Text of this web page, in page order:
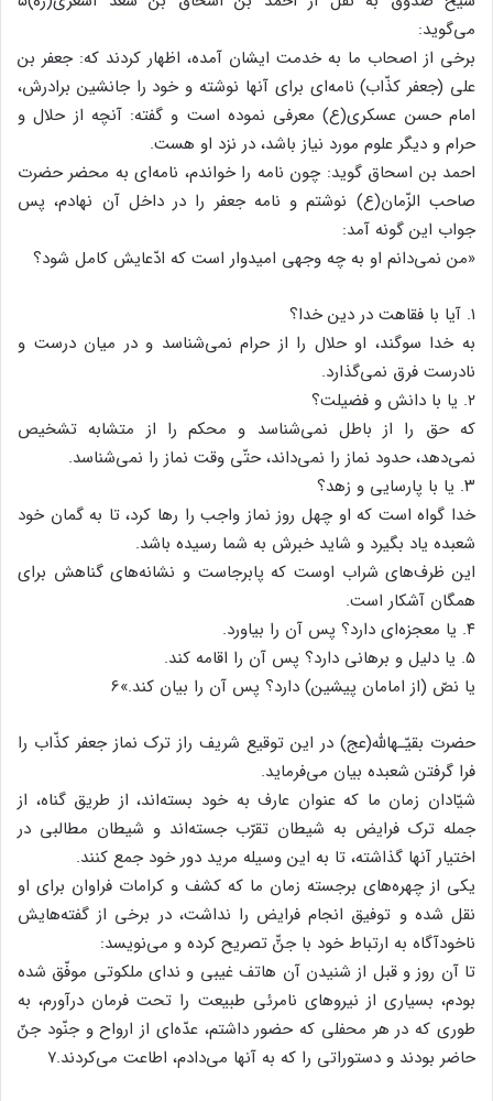
می‌گوید:
برخی از اصحاب ما به خدمت ایشان آمده، اظهار کردند که: جعفر بن
علی (جعفر کذّاب) نامه‌ای برای آنها نوشته و خود را جانشین برادرش،
امام حسن عسکری(ع) معرفی نموده است و گفته: آنچه از حلال و
حرام و دیگر علوم مورد نیاز باشد، در نزد او هست.
احمد بن اسحاق گوید: چون نامه را خواندم، نامه‌ای به محضر حضرت
صاحب الزّمان(ع) نوشتم و نامه جعفر را در داخل آن نهادم، پس
جواب این گونه آمد:
«من نمی‌دانم او به چه وجهی امیدوار است که ادّعایش کامل شود؟
۱. آیا با فقاهت در دین خدا؟
به خدا سوگند، او حلال را از حرام نمی‌شناسد و در میان درست و
نادرست فرق نمی‌گذارد.
۲. یا با دانش و فضیلت؟
که حق را از باطل نمی‌شناسد و محکم را از متشابه تشخیص
نمی‌دهد، حدود نماز را نمی‌داند، حتّی وقت نماز را نمی‌شناسد.
۳. یا با پارسایی و زهد؟
خدا گواه است که او چهل روز نماز واجب را رها کرد، تا به گمان خود
شعبده یاد بگیرد و شاید خبرش به شما رسیده باشد.
این ظرف‌های شراب اوست که پابرجاست و نشانه‌های گناهش برای
همگان آشکار است.
۴. یا معجزه‌ای دارد؟ پس آن را بیاورد.
۵. یا دلیل و برهانی دارد؟ پس آن را اقامه کند.
یا نصّ (از امامان پیشین) دارد؟ پس آن را بیان کند.»6
حضرت بقیّـهالله(عج) در این توقیع شریف راز ترک نماز جعفر کذّاب را
فرا گرفتن شعبده بیان می‌فرماید.
شیّادان زمان ما که عنوان عارف به خود بسته‌اند، از طریق گناه، از
جمله ترک فرایض به شیطان تقرّب جسته‌اند و شیطان مطالبی در
اختیار آنها گذاشته، تا به این وسیله مرید دور خود جمع کنند.
یکی از چهره‌های برجسته زمان ما که کشف و کرامات فراوان برای او
نقل شده و توفیق انجام فرایض را نداشت، در برخی از گفته‌هایش
ناخودآگاه به ارتباط خود با جنّّ تصریح کرده و می‌نویسد:
تا آن روز و قبل از شنیدن آن هاتف غیبی و ندای ملکوتی موفّق شده
بودم، بسیاری از نیروهای نامرئی طبیعت را تحت فرمان درآورم، به
طوری که در هر محفلی که حضور داشتم، عدّه‌ای از ارواح و جنّود جنّ
حاضر بودند و دستوراتی را که به آنها می‌دادم، اطاعت می‌کردند.۷